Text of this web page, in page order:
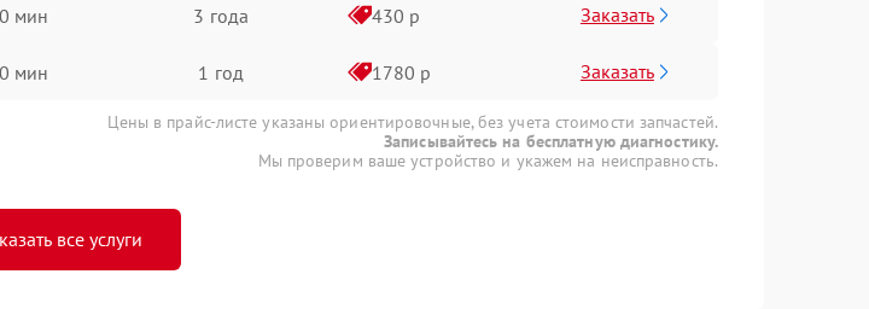
мин 3 года 430 р Заказать
мин 1 год 1780 р Заказать
Цены в прайс-листе указаны ориентировочные, без учета стоимости запчастей.
Записывайтесь на бесплатную диагностику.
Мы проверим ваше устройство и укажем на неисправность.
все услуги